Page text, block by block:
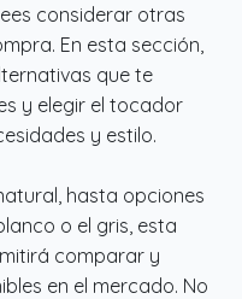
considerar otras
En esta sección,
que te
y elegir el tocador
y estilo.
hasta opciones
o el gris, esta
comparar y
en el mercado. No